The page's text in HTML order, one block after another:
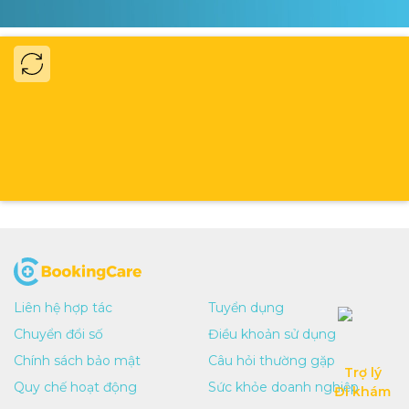
có thể chẩn đoán các nguy cơ tiềm ẩn của nhiều bệnh
nguy hiểm về tim mạch, rối loạn chức năng hô hấp,
ung thư phổi, dạ dày, vòm họng hay các bệnh viêm
Liên hệ hợp tác
Chuyển đổi số
Chính sách bảo mật
Quy chế hoạt động
Tuyển dụng
Điều khoản sử dụng
Câu hỏi thường gặp
Sức khỏe doanh nghiệp
Trợ lý
Đi khám